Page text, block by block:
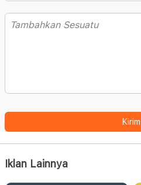
Kirim
Iklan Lainnya